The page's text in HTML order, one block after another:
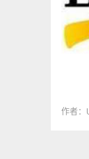
作者：